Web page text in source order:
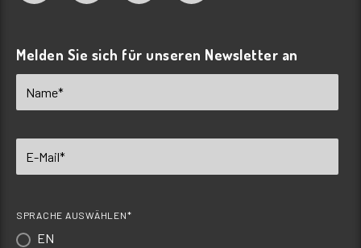
Melden Sie sich für unseren Newsletter an
SPRACHE AUSWÄHLEN*
EN